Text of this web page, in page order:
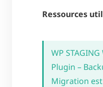
Ressources
WP
Plugin –
Migration